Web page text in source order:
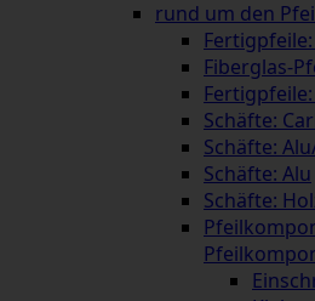
rund um den
Fiberglas-
Schäfte:
Schäfte:
Schäfte: Alu
Schäfte: